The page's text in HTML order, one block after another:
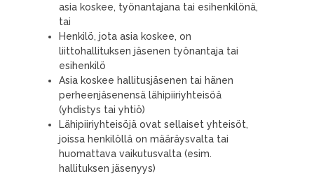
asia koskee, työnantajana tai esihenkilönä,
tai
Henkilö, jota asia koskee, on
liittohallituksen jäsenen työnantaja tai
esihenkilö
Asia koskee hallitusjäsenen tai hänen
perheenjäsenensä lähipiiriyhteisöä
(yhdistys tai yhtiö)
Lähipiiriyhteisöjä ovat sellaiset yhteisöt,
joissa henkilöllä on määräysvalta tai
huomattava vaikutusvalta (esim.
hallituksen jäsenyys)